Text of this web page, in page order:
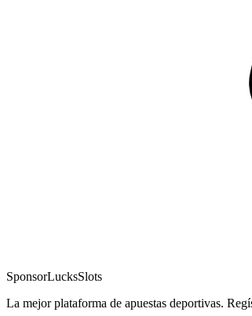
SponsorLucksSlots
La mejor plataforma de apuestas deportivas.